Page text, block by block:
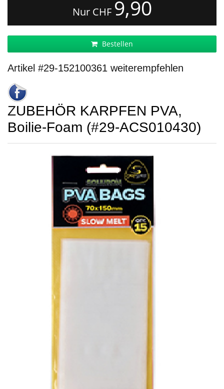
Nur CHF 9,90
Bestellen
Artikel #29-152100361 weiterempfehlen
ZUBEHÖR KARPFEN PVA,
Boilie-Foam (#29-ACS010430)